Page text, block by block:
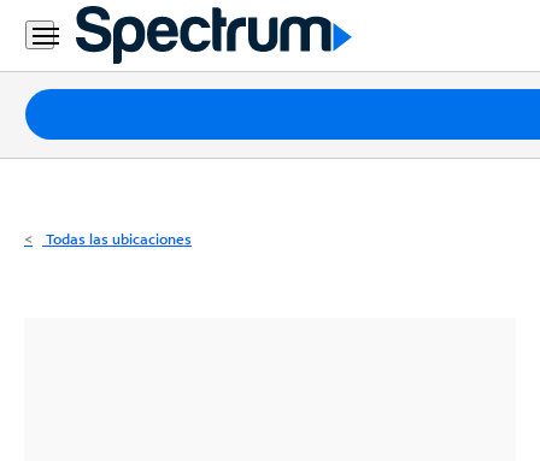
Residencial
Business
Paquetes
Internet
Todas las ubicaciones